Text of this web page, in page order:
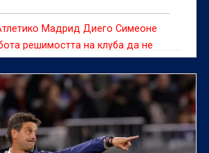
Мадрид Диего Симеоне
решимостта на клуба да не
Алварес, който е желан от редица
му на „Метрополитано“ през
далеч не е сигурно